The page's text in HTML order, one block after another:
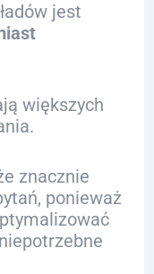
jest
większych
znacznie
ponieważ